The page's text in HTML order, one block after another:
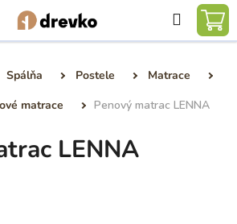
Hľadať
Spálňa Postele
Matrace
matrace Penový matrac LENNA
LENNA